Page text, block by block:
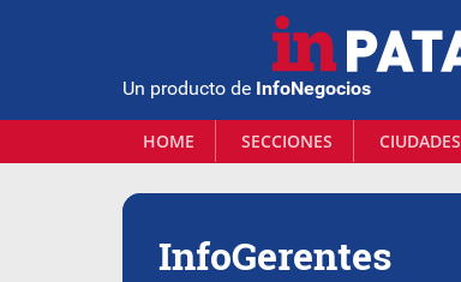
Un producto de InfoNegocios
HOME SECCIONES CIUDADES
InfoGerentes